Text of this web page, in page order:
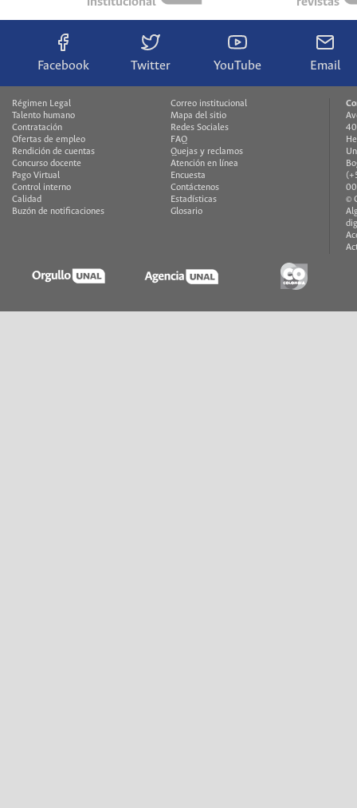
Facebook Twitter YouTube Email
Régimen Legal
Talento humano
Contratación
Ofertas de empleo
Rendición de cuentas
Concurso docente
Pago Virtual
Control interno
Calidad
Buzón de notificaciones
Correo institucional
Mapa del sitio
Redes Sociales
FAQ
Quejas y reclamos
Atención en línea
Encuesta
Contáctenos
Estadísticas
Glosario
©